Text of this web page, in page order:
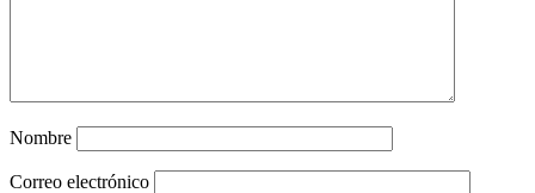
Nombre
Correo electrónico